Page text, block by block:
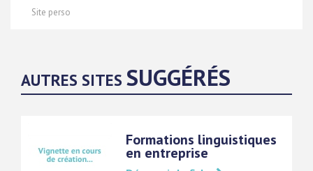
Site perso
AUTRES SITES SUGGÉRÉS
Formations linguistiques
en entreprise